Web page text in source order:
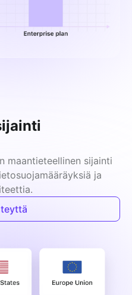
maantieteellinen sijainti
ja